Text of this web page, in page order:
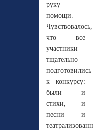
руку
помощи.
Чувствовалось,
что все
участники
тщательно
подготовились
к конкурсу:
были и
стихи, и
песни и